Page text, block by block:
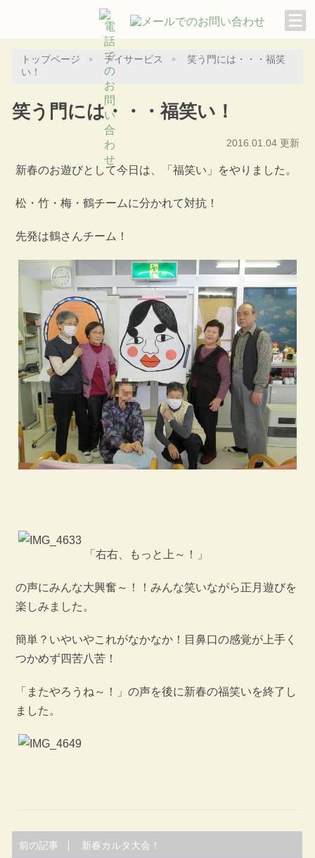
トップページ デイサービス
笑う門には・・・福笑
い！
笑う門には・・・福笑い！
2016.01.04 更新
新春のお遊びとして今日は、「福笑い」をやりました。
松・竹・梅・鶴チームに分かれて対抗！
先発は鶴さんチーム！
「右右、もっと上～！」
の声にみんな大興奮～！！みんな笑いながら正月遊びを
楽しみました。
簡単？いやいやこれがなかなか！目鼻口の感覚が上手く
つかめず四苦八苦！
「またやろうね～！」の声を後に新春の福笑いを終了し
ました。
前の記事 新春カルタ大会！